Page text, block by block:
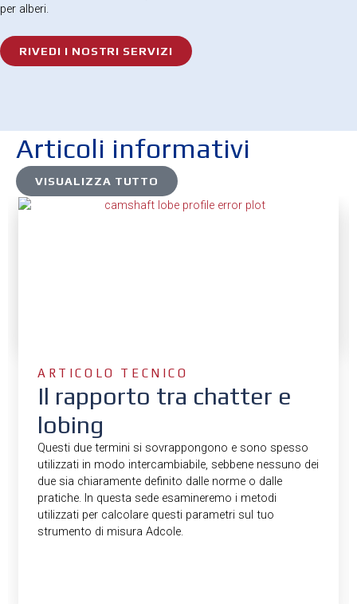
per alberi.
RIVEDI I NOSTRI SERVIZI
Articoli informativi
VISUALIZZA TUTTO
ARTICOLO TECNICO
Il rapporto tra chatter e
lobing
Questi due termini si sovrappongono e sono spesso
utilizzati in modo intercambiabile, sebbene nessuno dei
due sia chiaramente definito dalle norme o dalle
pratiche. In questa sede esamineremo i metodi
utilizzati per calcolare questi parametri sul tuo
strumento di misura Adcole.